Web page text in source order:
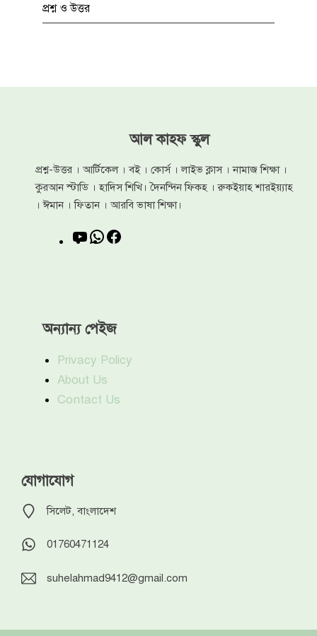
প্রশ্ন ও উত্তর
আল কাহফ স্কুল
প্রশ্ন-উত্তর । আর্টিকেল । বই । কোর্স । লাইভ ক্লাস । নামাজ শিক্ষা ।
কুরআন স্টাডি । হাদিস শিখি। দৈনন্দিন ফিকহ । রুকইয়াহ শারইয়্যাহ
। ঈমান । ফিতান । আরবি ভাষা শিক্ষা।
YouTube
WhatsApp
অন্যান্য পেইজ
Privacy Policy
About Us
Contact Us
যোগাযোগ
সিলেট, বাংলাদেশ
01760471124
suhelahmad9412@gmail.com